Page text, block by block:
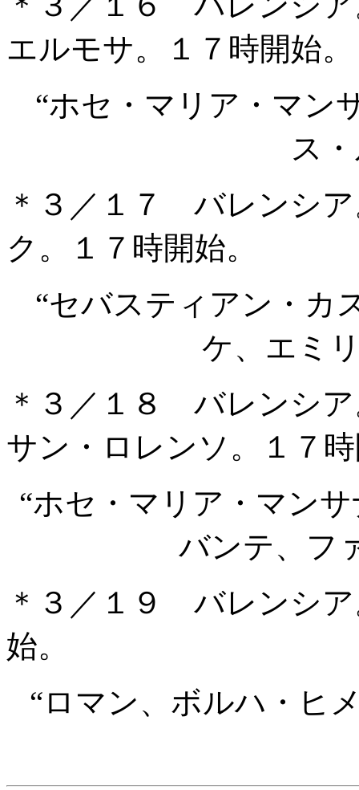
エルモサ。１７時開始。
“ホセ・マリア・マン
ス
＊３／１７ バレンシ
ク。１７時開始。
“セバスティアン・カ
ケ、エミ
＊３／１８ バレンシ
サン・ロレンソ。１７
“ホセ・マリア・マン
バンテ、フ
＊３／１９ バレンシ
始。
“ロマン、ボルハ・ヒ